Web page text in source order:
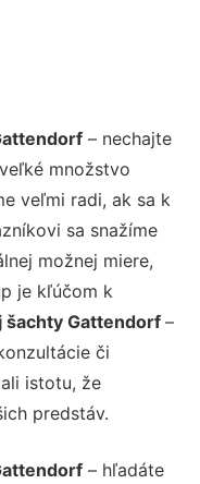
– nechajte
množstvo
veľmi radi, ak sa k
sa snažíme
možnej miere,
je kľúčom k
šachty Gattendorf –
či
istotu, že
predstáv.
– hľadáte